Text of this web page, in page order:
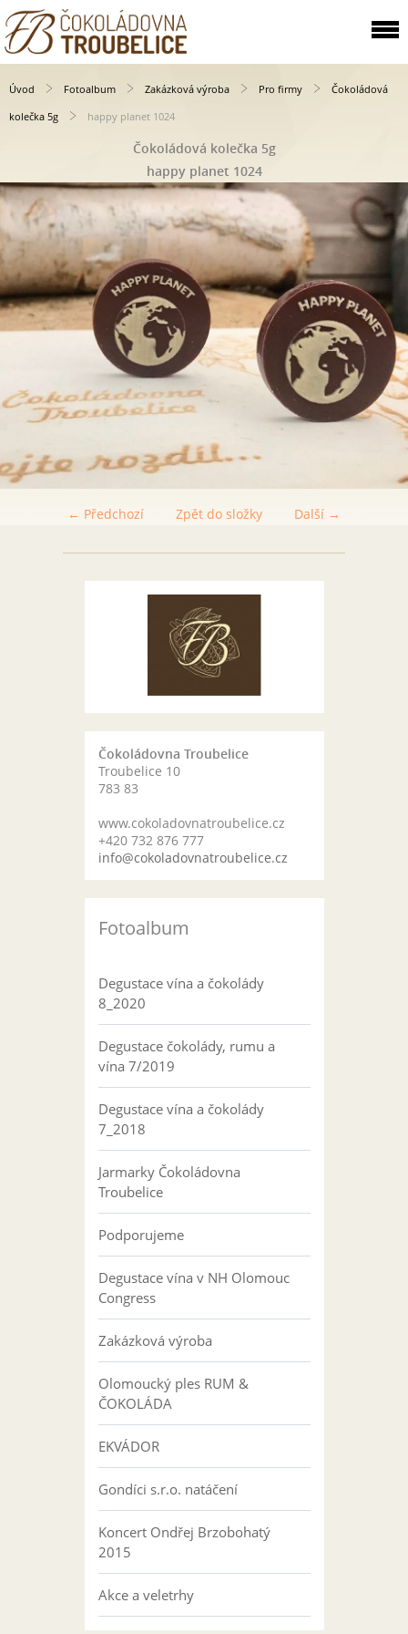
Úvod Fotoalbum Zakázková výroba Pro firmy
Čokoládová
kolečka 5g
happy planet 1024
Čokoládová kolečka 5g
happy planet 1024
← Předchozí Další →
Zpět do složky
Čokoládovna Troubelice
Troubelice 10
783 83
www.cokoladovnatroubelice.cz
+420 732 876 777
info@cokoladovnatroubelice.cz
Fotoalbum
Degustace vína a čokolády
8_2020
Degustace čokolády, rumu a
vína 7/2019
Degustace vína a čokolády
7_2018
Jarmarky Čokoládovna
Troubelice
Podporujeme
Degustace vína v NH Olomouc
Congress
Zakázková výroba
Olomoucký ples RUM &
ČOKOLÁDA
EKVÁDOR
Gondíci s.r.o. natáčení
Koncert Ondřej Brzobohatý
2015
Akce a veletrhy